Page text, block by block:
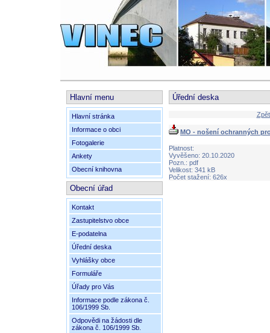
Hlavní menu
Hlavní stránka
Informace o obci
Fotogalerie
Ankety
Obecní knihovna
Obecní úřad
Kontakt
Zastupitelstvo obce
E-podatelna
Úřední deska
Vyhlášky obce
Formuláře
Úřady pro Vás
Informace podle zákona č.
106/1999 Sb.
Odpovědi na žádosti dle
zákona č. 106/1999 Sb.
Úřední deska
MO - nošení ochranných
Platnost:
Vyvěšeno: 20.10.2020
Pozn.: pdf
Velikost: 341 kB
Počet stažení: 626x